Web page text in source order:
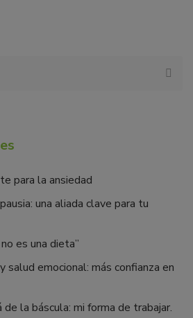
para la ansiedad
una aliada clave para tu
es una dieta”
salud emocional: más confianza en
la báscula: mi forma de trabajar.